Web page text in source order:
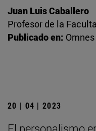
Juan Luis Caballero
Profesor de la
Publicado en: Omnes
20 | 04 | 2023